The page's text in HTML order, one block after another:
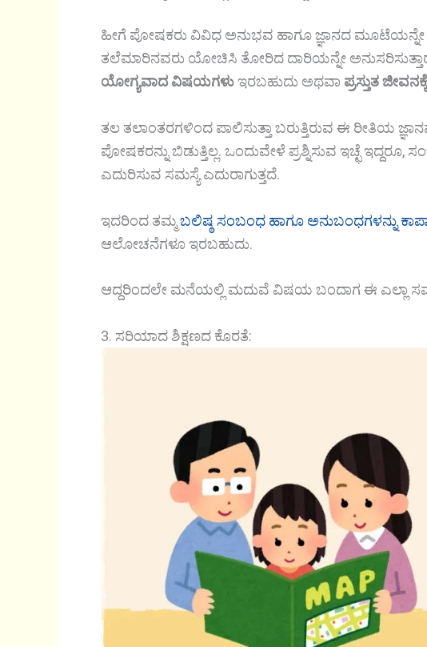
ಹೀಗೆ ಪೋಷಕರು ವಿವಿಧ ಅನುಭವ ಹಾಗೂ ಜ್ಞಾನದ ಮೂಟೆಯನ್ನೇ
ತಲೆಮಾರಿನವರು ಯೋಚಿಸಿ ತೋರಿದ ದಾರಿಯನ್ನೇ
ಯೋಗ್ಯವಾದ ವಿಷಯಗಳು ಇರಬಹುದು ಅಥವಾ ಪ್ರಸ್ತುತ
ತಲ ತಲಾಂತರಗಳಿಂದ ಪಾಲಿಸುತ್ತಾ ಬರುತ್ತಿರುವ ಈ ರೀತಿಯ
ಪೋಷಕರನ್ನು ಬಿಡುತ್ತಿಲ್ಲ. ಒಂದುವೇಳೆ ಪ್ರಶ್ನಿಸುವ ಇಚ್ಛೆ ಇದ್ದರೂ,
ಎದುರಿಸುವ ಸಮಸ್ಯೆ ಎದುರಾಗುತ್ತದೆ.
ಇದರಿಂದ ತಮ್ಮಬಲಿಷ್ಠ ಸಂಬಂಧ ಹಾಗೂ ಅನುಬಂಧಗಳನ್ನು
ಆಲೋಚನೆಗಳೂ ಇರಬಹುದು.
ಆದ್ದರಿಂದಲೇ ಮನೆಯಲ್ಲಿ ಮದುವೆ ವಿಷಯ ಬಂದಾಗ ಈ ಎಲ್ಲಾ
3. ಸರಿಯಾದ ಶಿಕ್ಷಣದ ಕೊರತೆ: